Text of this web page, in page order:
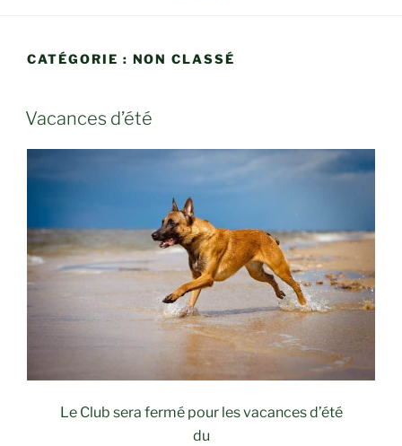
CATÉGORIE : NON CLASSÉ
PUBLIÉ
LE
Vacances d’été
Le Club sera fermé pour les vacances d’été
du